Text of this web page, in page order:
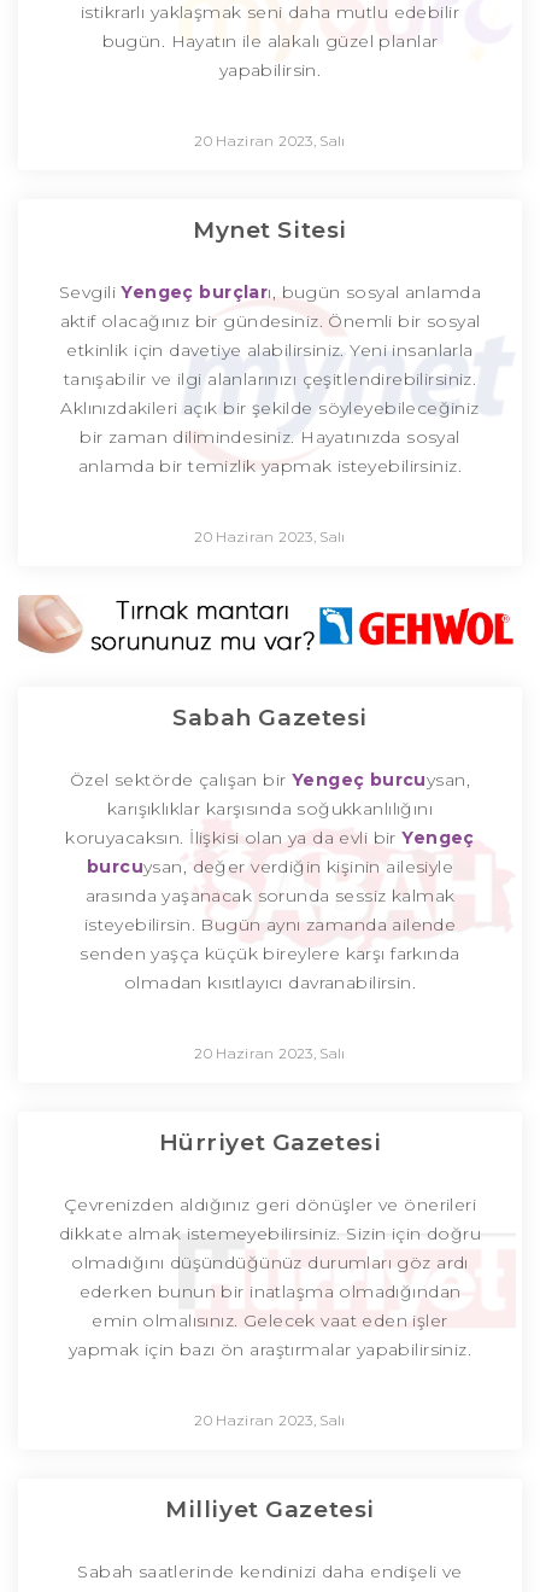
istikrarlı yaklaşmak seni daha mutlu edebilir
bugün. Hayatın ile alakalı güzel planlar
yapabilirsin.
20 Haziran 2023, Salı
Mynet Sitesi
SevgiliYengeç burçları, bugün sosyal anlamda
aktif olacağınız bir gündesiniz. Önemli bir sosyal
etkinlik için davetiye alabilirsiniz. Yeni insanlarla
tanışabilir ve ilgi alanlarınızı çeşitlendirebilirsiniz.
Aklınızdakileri açık bir şekilde söyleyebileceğiniz
bir zaman dilimindesiniz. Hayatınızda sosyal
anlamda bir temizlik yapmak isteyebilirsiniz.
20 Haziran 2023, Salı
Sabah Gazetesi
Özel sektörde çalışan bir Yengeç burcuysan,
karışıklıklar karşısında soğukkanlılığını
koruyacaksın. İlişkisi olan ya da evli birYengeç
burcuysan, değer verdiğin kişinin ailesiyle
arasında yaşanacak sorunda sessiz kalmak
isteyebilirsin. Bugün aynı zamanda ailende
senden yaşça küçük bireylere karşı farkında
olmadan kısıtlayıcı davranabilirsin.
20 Haziran 2023, Salı
Hürriyet Gazetesi
Çevrenizden aldığınız geri dönüşler ve önerileri
dikkate almak istemeyebilirsiniz. Sizin için doğru
olmadığını düşündüğünüz durumları göz ardı
ederken bunun bir inatlaşma olmadığından
emin olmalısınız. Gelecek vaat eden işler
yapmak için bazı ön araştırmalar yapabilirsiniz.
20 Haziran 2023, Salı
Milliyet Gazetesi
Sabah saatlerinde kendinizi daha endişeli ve